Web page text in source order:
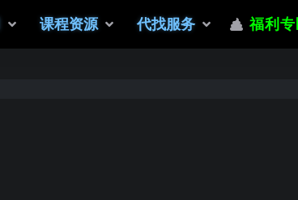
课程资源 代找服务 福利